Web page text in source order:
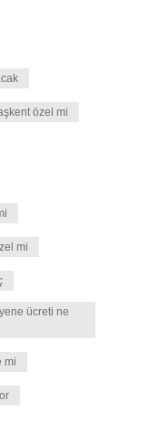
özel mi
mi
ücreti ne
mi